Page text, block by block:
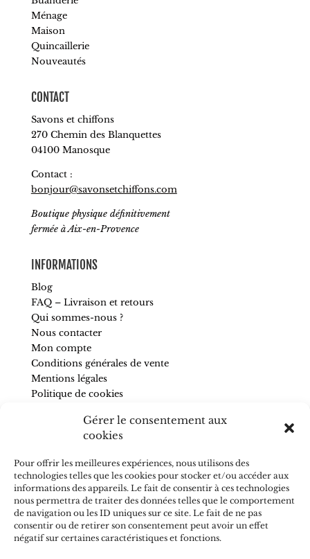
Gérer le consentement aux
cookies
Pour offrir les meilleures expériences, nous utilisons des
technologies telles que les cookies pour stocker et/ou accéder aux
informations des appareils. Le fait de consentir à ces technologies
nous permettra de traiter des données telles que le comportement
de navigation ou les ID uniques sur ce site. Le fait de ne pas
consentir ou de retirer son consentement peut avoir un effet
négatif sur certaines caractéristiques et fonctions.
Ménage
Maison
Quincaillerie
Nouveautés
CONTACT
Savons et chiffons
270 Chemin des Blanquettes
04100 Manosque
Contact :
bonjour@savonsetchiffons.com
Boutique physique définitivement
fermée à Aix-en-Provence
INFORMATIONS
Blog
FAQ – Livraison et retours
Qui sommes-nous ?
Nous contacter
Mon compte
Conditions générales de vente
Mentions légales
Politique de cookies
SUIVEZ-NOUS
conseils, abonnez-vous à la newsletter.
J'accepte de recevoir vos e-mails et confirme avoir pris